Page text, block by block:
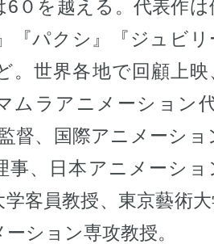
6０を越える。代表作
『パクシ』『ジュビリ
。世界各地で回顧上映
ムラアニメーション
督、国際アニメーシ
事、日本アニメーショ
客員教授、東京藝術
ション専攻教授。